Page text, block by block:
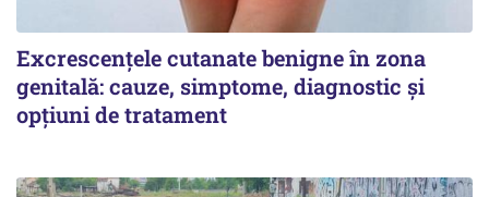
Excrescențele cutanate benigne în zona
genitală: cauze, simptome, diagnostic și
opțiuni de tratament